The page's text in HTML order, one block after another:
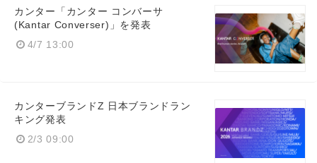
カンター「カンター コンバーサ
(Kantar Converser)」を発表
4/7 13:00
カンターブランドZ 日本ブランドラン
キング発表
2/3 09:00